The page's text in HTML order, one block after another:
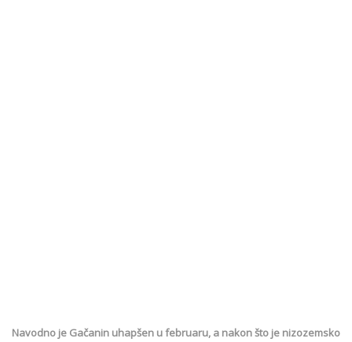
Navodno je Gačanin uhapšen u februaru, a nakon što je nizozemsko